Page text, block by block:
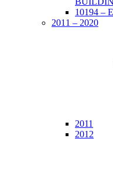
10194 –
2011 – 2020
2011
2012